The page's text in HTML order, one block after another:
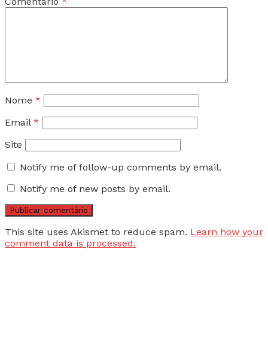
Nome *
Email *
Site
Notify me of follow-up comments by email.
Notify me of new posts by email.
This site uses Akismet to reduce spam. Learn how your
comment data is processed.